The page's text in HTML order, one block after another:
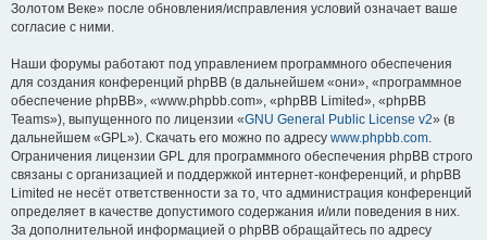
Золотом Веке» после обновления/исправления условий означает ваше
согласие с ними.
Наши форумы работают под управлением программного обеспечения
для создания конференций phpBB (в дальнейшем «они», «программное
обеспечение phpBB», «www.phpbb.com», «phpBB Limited», «phpBB
Teams»), выпущенного по лицензии «GNU General Public License v2» (в
дальнейшем «GPL»). Скачать его можно по адресу www.phpbb.com.
Ограничения лицензии GPL для программного обеспечения phpBB строго
связаны с организацией и поддержкой интернет-конференций, и phpBB
Limited не несёт ответственности за то, что администрация конференций
определяет в качестве допустимого содержания и/или поведения в них.
За дополнительной информацией о phpBB обращайтесь по адресу